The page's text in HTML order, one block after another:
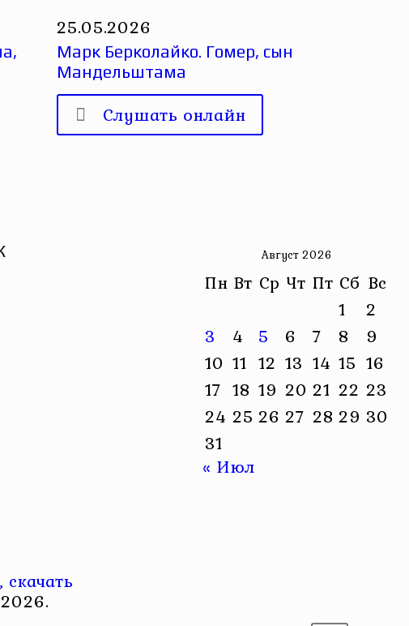
25.05.2026
Марк Берколайко. Гомер, сын
Мандельштама
Слушать онлайн
Август 2026
Пн Вт Ср Чт Пт Сб Вс
1
2
3
4 5 6 7 8
9
10 11 12 13 14 15 16
17 18 19 20 21 22 23
24 25 26 27 28 29 30
31
« Июл